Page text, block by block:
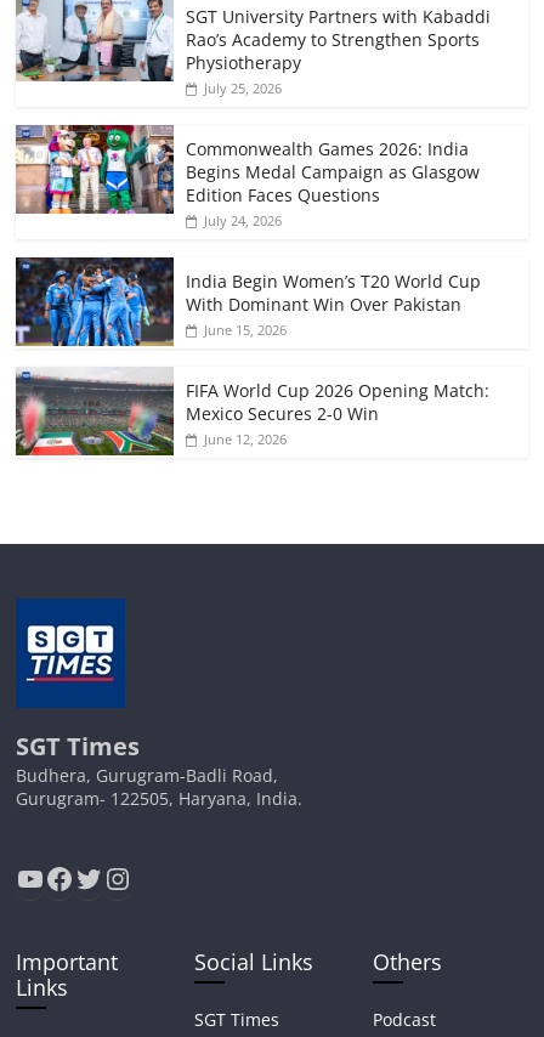
SGT University Partners with Kabaddi
Rao’s Academy to Strengthen Sports
Physiotherapy
July 25, 2026
Commonwealth Games 2026: India
Begins Medal Campaign as Glasgow
Edition Faces Questions
July 24, 2026
India Begin Women’s T20 World Cup
With Dominant Win Over Pakistan
June 15, 2026
FIFA World Cup 2026 Opening Match:
Mexico Secures 2-0 Win
June 12, 2026
SGT Times
Budhera, Gurugram-Badli Road,
Gurugram- 122505, Haryana, India.
YouTube
Facebook
Twitter
Instagram
Important
Links
Social Links
SGT Times
Others
Podcast